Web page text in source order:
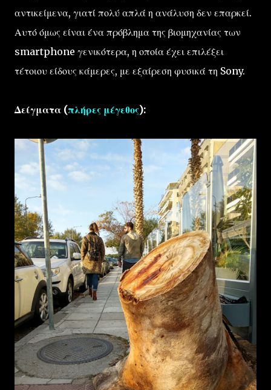
αντικείμενα, γιατί πολύ απλά η ανάλυση δεν επαρκεί.
Αυτό όμως είναι ένα πρόβλημα της βιομηχανίας των
smartphone γενικότερα, η οποία έχει επιλέξει
τέτοιου είδους κάμερες, με εξαίρεση φυσικά τη Sony.
Δείγματα (πλήρες μέγεθος):